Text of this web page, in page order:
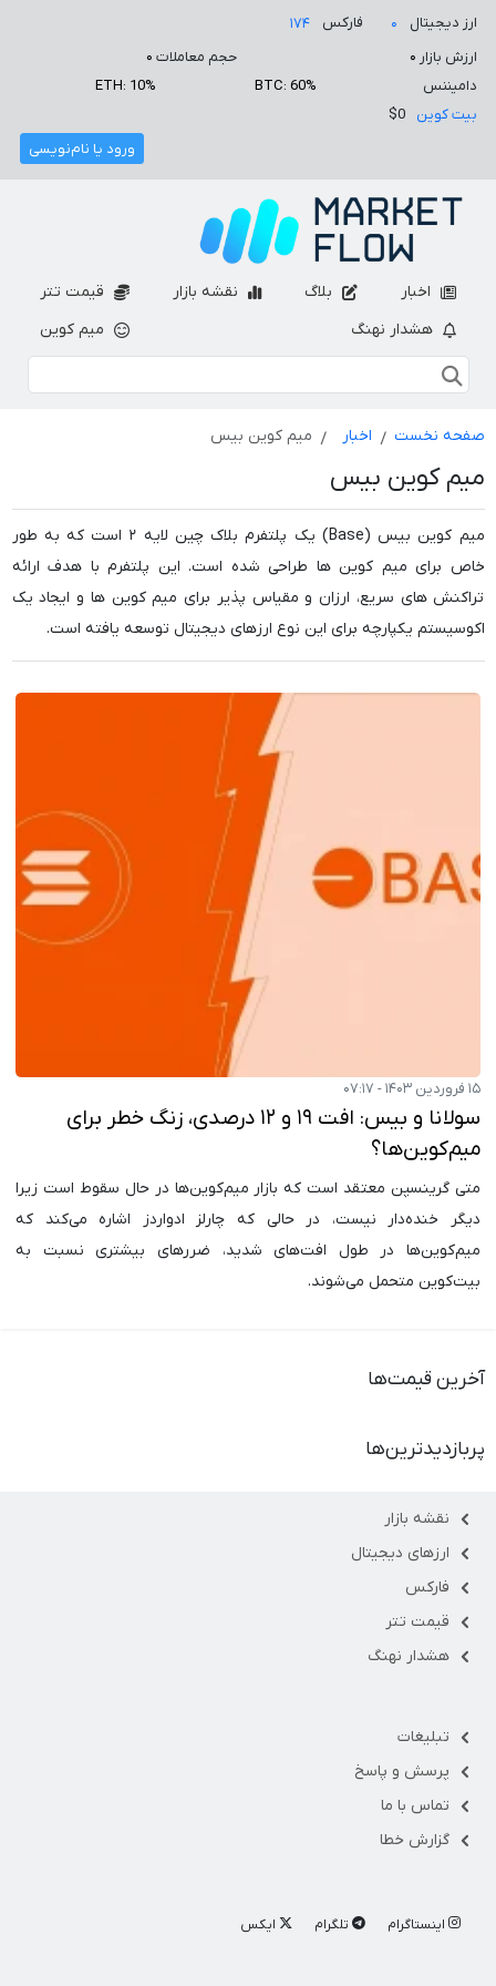
ارز دیجیتال ۰ فارکس
۱۷۴
ارزش بازار ۰ حجم معاملات ۰
دامیننس
BTC: 60%
ETH: 10%
بیت کوین
$0
ورود یا نام‌نویسی
اخبار بلاگ نقشه بازار
قیمت تتر
هشدار نهنگ
میم کوین
صفحه نخست اخبار میم کوین بیس
میم کوین بیس
میم کوین بیس (Base) یک پلتفرم بلاک چین لایه ۲ است که به طور
خاص برای میم کوین ها طراحی شده است. این پلتفرم با هدف ارائه
تراکنش های سریع، ارزان و مقیاس پذیر برای میم کوین ها و ایجاد یک
اکوسیستم یکپارچه برای این نوع ارزهای دیجیتال توسعه یافته است.
۱۵ فروردین ۱۴۰۳ - ۰۷:۱۷
سولانا و بیس: افت ۱۹ و ۱۲ درصدی، زنگ خطر برای
میم‌کوین‌ها؟
متی گرینسپن معتقد است که بازار میم‌کوین‌ها در حال سقوط است زیرا
دیگر خنده‌دار نیست، در حالی که چارلز ادواردز اشاره می‌کند که
میم‌کوین‌ها در طول افت‌های شدید، ضررهای بیشتری نسبت به
بیت‌کوین متحمل می‌شوند.
آخرین قیمت‌ها
پربازدیدترین‌ها
نقشه بازار
ارزهای دیجیتال
فارکس
قیمت تتر
هشدار نهنگ
تبلیغات
پرسش و پاسخ
تماس با ما
گزارش خطا
اینستاگرام تلگرام ایکس